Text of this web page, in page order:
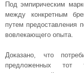
Под эмпирическим
между конкретным
путем предоставления
вовлекающего опыта.
Доказано, что
предложенных тот